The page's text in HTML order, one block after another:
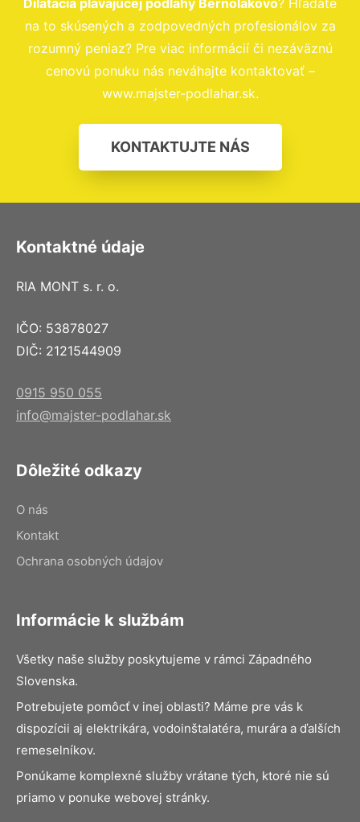
na to skúsených a zodpovedných profesionálov za
rozumný peniaz? Pre viac informácií či nezáväznú
cenovú ponuku nás neváhajte kontaktovať –
www.majster-podlahar.sk.
KONTAKTUJTE NÁS
Kontaktné údaje
RIA MONT s. r. o.
IČO: 53878027
DIČ: 2121544909
0915 950 055
info@majster-podlahar.sk
Dôležité odkazy
O nás
Kontakt
Ochrana osobných údajov
Informácie k službám
Všetky naše služby poskytujeme v rámci Západného
Slovenska.
Potrebujete pomôcť v inej oblasti? Máme pre vás k
dispozícii aj elektrikára, vodoinštalatéra, murára a ďalších
remeselníkov.
Ponúkame komplexné služby vrátane tých, ktoré nie sú
priamo v ponuke webovej stránky.